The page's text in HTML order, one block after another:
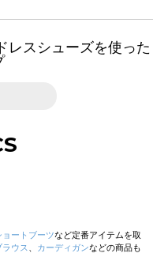
レスシューズを使った
ョートブーツなど定番アイテムを取
ウス カーディガンなどの商品も